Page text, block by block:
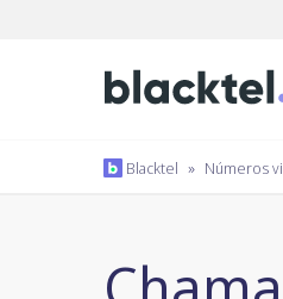
Blacktel » Números